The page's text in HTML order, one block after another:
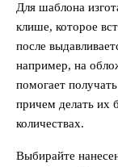
Для шаблона
клише, которое
после
например, на
помогает
причем делать их
количествах.
Выбирайте